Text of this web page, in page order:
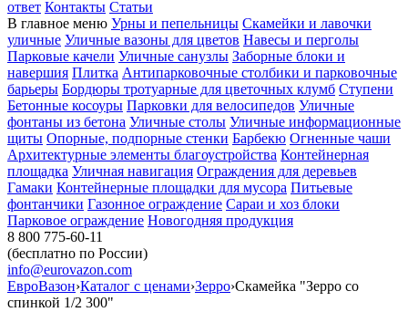
ответ Контакты Статьи
В главное меню Урны и пепельницы Скамейки и лавочки
уличные Уличные вазоны для цветов Навесы и перголы
Парковые качели Уличные санузлы Заборные блоки и
навершия Плитка Антипарковочные столбики и парковочные
барьеры Бордюры тротуарные для цветочных клумб Ступени
Бетонные косоуры Парковки для велосипедов Уличные
фонтаны из бетона Уличные столы Уличные информационные
щиты Опорные, подпорные стенки Барбекю Огненные чаши
Архитектурные элементы благоустройства Контейнерная
площадка Уличная навигация Ограждения для деревьев
Гамаки Контейнерные площадки для мусора Питьевые
фонтанчики Газонное ограждение Сараи и хоз блоки
Парковое ограждение Новогодняя продукция
8 800 775-60-11
(бесплатно по России)
info@eurovazon.com
ЕвроВазон›Каталог с ценами›Зерро›Скамейка "Зерро со
спинкой 1/2 300"